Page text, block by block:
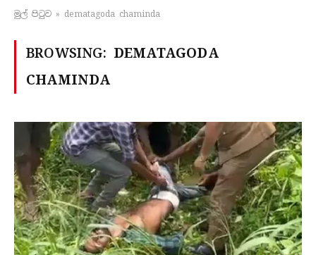
මුල් පිටු​ව » dematagoda chaminda
BROWSING: DEMATAGODA
CHAMINDA